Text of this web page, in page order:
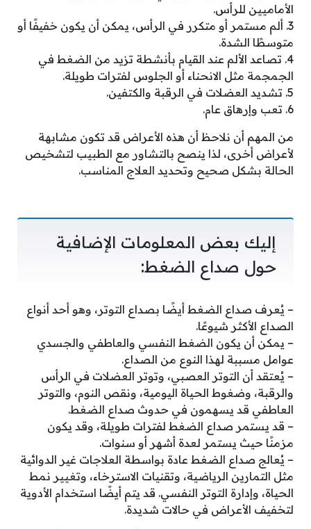
الأماميين للرأس.
3. ألم مستمر أو متكرر في الرأس، يمكن أن يكون خفيفًا أو
متوسطًا الشدة.
4. تصاعد الألم عند القيام بأنشطة تزيد من الضغط في
الجمجمة مثل الانحناء أو الجلوس لفترات طويلة.
5. تشديد العضلات في الرقبة والكتفين.
6. تعب وإرهاق عام.
من المهم أن نلاحظ أن هذه الأعراض قد تكون مشابهة
لأعراض أخرى، لذا ينصح بالتشاور مع الطبيب لتشخيص
الحالة بشكل صحيح وتحديد العلاج المناسب.
إليك بعض المعلومات الإضافية
حول صداع الضغط:
– يُعرف صداع الضغط أيضًا بصداع التوتر، وهو أحد أنواع
الصداع الأكثر شيوعًا.
– يمكن أن يكون الضغط النفسي والعاطفي والجسدي
عوامل مسببة لهذا النوع من الصداع.
– يُعتقد أن التوتر العصبي، وتوتر العضلات في الرأس
والرقبة، وضغوط الحياة اليومية، ونقص النوم، والتوتر
العاطفي قد يسهمون في حدوث صداع الضغط.
– قد يستمر صداع الضغط لفترات طويلة، وقد يكون
مزمنًا حيث يستمر لعدة أشهر أو سنوات.
– يُعالج صداع الضغط عادة بواسطة العلاجات غير الدوائية
مثل التمارين الرياضية، وتقنيات الاسترخاء، وتغيير نمط
الحياة، وإدارة التوتر النفسي. قد يتم أيضًا استخدام الأدوية
لتخفيف الأعراض في حالات شديدة.